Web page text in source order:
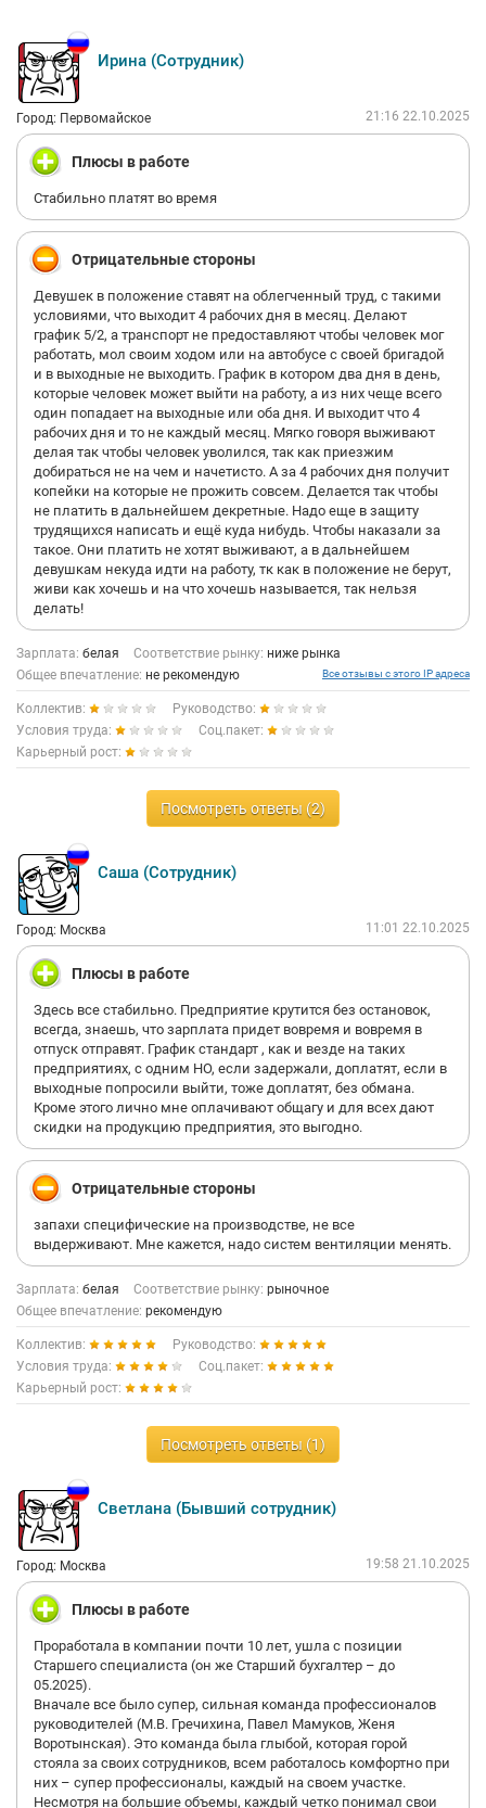
Ирина (Сотрудник)
Город: Первомайское 21:16 22.10.2025
Плюсы в работе
Стабильно платят во время
Отрицательные стороны
Девушек в положение ставят на облегченный труд, с такими
условиями, что выходит 4 рабочих дня в месяц. Делают
график 5/2, а транспорт не предоставляют чтобы человек мог
работать, мол своим ходом или на автобусе с своей бригадой
и в выходные не выходить. График в котором два дня в день,
которые человек может выйти на работу, а из них чеще всего
один попадает на выходные или оба дня. И выходит что 4
рабочих дня и то не каждый месяц. Мягко говоря выживают
делая так чтобы человек уволился, так как приезжим
добираться не на чем и начетисто. А за 4 рабочих дня получит
копейки на которые не прожить совсем. Делается так чтобы
не платить в дальнейшем декретные. Надо еще в защиту
трудящихся написать и ещё куда нибудь. Чтобы наказали за
такое. Они платить не хотят выживают, а в дальнейшем
девушкам некуда идти на работу, тк как в положение не берут,
живи как хочешь и на что хочешь называется, так нельзя
делать!
Зарплата: белая Соответствие рынку: ниже рынка
Общее впечатление: не рекомендую Все отзывы с этого IP адреса
Коллектив:
Руководство:
Условия труда:
Соц.пакет:
Карьерный рост:
Посмотреть ответы (2)
Саша (Сотрудник)
Город: Москва 11:01 22.10.2025
Плюсы в работе
Здесь все стабильно. Предприятие крутится без остановок,
всегда, знаешь, что зарплата придет вовремя и вовремя в
отпуск отправят. График стандарт , как и везде на таких
предприятиях, с одним НО, если задержали, доплатят, если в
выходные попросили выйти, тоже доплатят, без обмана.
Кроме этого лично мне оплачивают общагу и для всех дают
скидки на продукцию предприятия, это выгодно.
Отрицательные стороны
запахи специфические на производстве, не все
выдерживают. Мне кажется, надо систем вентиляции менять.
Зарплата: белая Соответствие рынку: рыночное
Общее впечатление: рекомендую
Коллектив:
Руководство:
Условия труда:
Соц.пакет:
Карьерный рост:
Посмотреть ответы (1)
Светлана (Бывший сотрудник)
Город: Москва 19:58 21.10.2025
Плюсы в работе
Проработала в компании почти 10 лет, ушла с позиции
Старшего специалиста (он же Старший бухгалтер – до
05.2025).
Вначале все было супер, сильная команда профессионалов
руководителей (М.В. Гречихина, Павел Мамуков, Женя
Воротынская). Это команда была глыбой, которая горой
стояла за своих сотрудников, всем работалось комфортно при
них – супер профессионалы, каждый на своем участке.
Несмотря на большие объемы, каждый четко понимал свои